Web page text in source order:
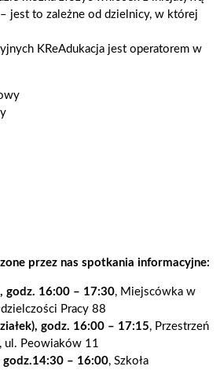
jest to zależne od dzielnicy, w której
KReAdukacja jest operatorem w
przez nas spotkania informacyjne:
godz. 16:00 – 17:30, Miejscówka w
Pracy 88
godz. 16:00 – 17:15, Przestrzeń
ul. Peowiaków 11
godz.14:30 – 16:00, Szkoła